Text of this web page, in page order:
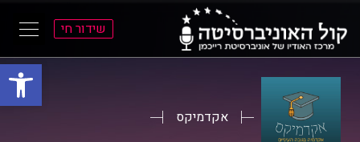
פתח
שידור חי
אקדמיקס